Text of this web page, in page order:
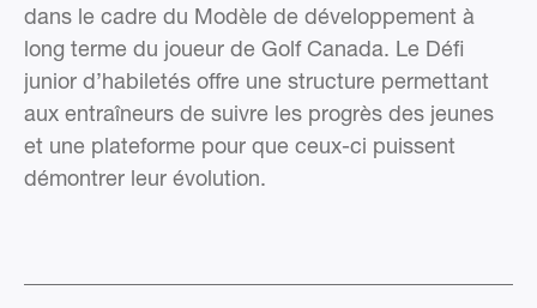
dans le cadre du Modèle de développement à
long terme du joueur de Golf Canada. Le Défi
junior d’habiletés offre une structure permettant
aux entraîneurs de suivre les progrès des jeunes
et une plateforme pour que ceux-ci puissent
démontrer leur évolution.